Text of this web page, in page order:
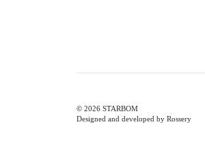
© 2026 STARBOM
Designed and developed by Rossery